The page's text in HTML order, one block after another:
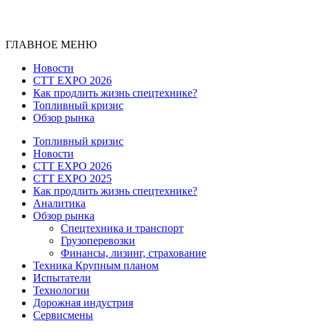
ГЛАВНОЕ МЕНЮ
Новости
CTT EXPO 2026
Как продлить жизнь спецтехнике?
Топливный кризис
Обзор рынка
Топливный кризис
Новости
CTT EXPO 2026
CTT EXPO 2025
Как продлить жизнь спецтехнике?
Аналитика
Обзор рынка
Спецтехника и транспорт
Грузоперевозки
Финансы, лизинг, страхование
Техника Крупным планом
Испытатели
Технологии
Дорожная индустрия
Сервисмены